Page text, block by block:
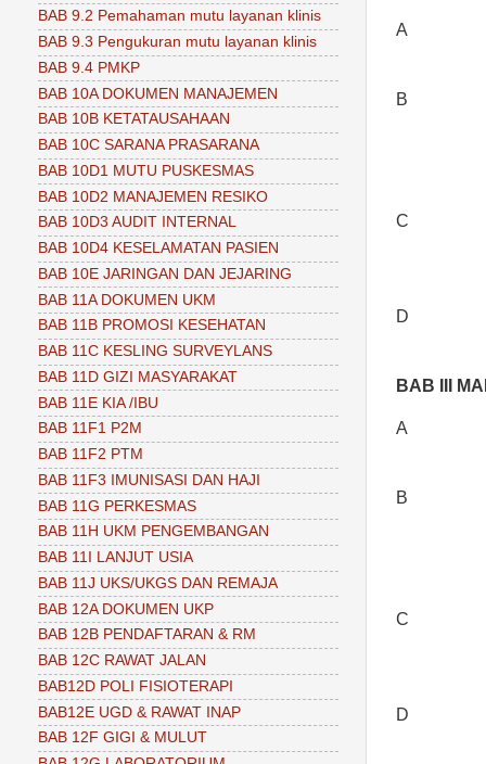
A
B
C
D
BAB III
A
B
C
D
BAB 9.2 Pemahaman mutu layanan klinis
BAB 9.3 Pengukuran mutu layanan klinis
BAB 9.4 PMKP
BAB 10A DOKUMEN MANAJEMEN
BAB 10B KETATAUSAHAAN
BAB 10C SARANA PRASARANA
BAB 10D1 MUTU PUSKESMAS
BAB 10D2 MANAJEMEN RESIKO
BAB 10D3 AUDIT INTERNAL
BAB 10D4 KESELAMATAN PASIEN
BAB 10E JARINGAN DAN JEJARING
BAB 11A DOKUMEN UKM
BAB 11B PROMOSI KESEHATAN
BAB 11C KESLING SURVEYLANS
BAB 11D GIZI MASYARAKAT
BAB 11E KIA /IBU
BAB 11F1 P2M
BAB 11F2 PTM
BAB 11F3 IMUNISASI DAN HAJI
BAB 11G PERKESMAS
BAB 11H UKM PENGEMBANGAN
BAB 11I LANJUT USIA
BAB 11J UKS/UKGS DAN REMAJA
BAB 12A DOKUMEN UKP
BAB 12B PENDAFTARAN & RM
BAB 12C RAWAT JALAN
BAB12D POLI FISIOTERAPI
BAB12E UGD & RAWAT INAP
BAB 12F GIGI & MULUT